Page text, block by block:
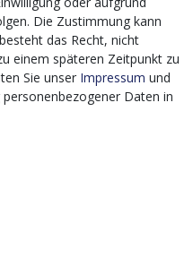
unseren Online-Shop
Diese Software dient
Erstellung,
digitaler
Dies ist
Bedeutung. Bisher
zu einer enormen
von der Europäischen
sowie durch Steuermittel
Landtag
Die Zustimmung kann
das Recht, nicht
einem späteren Zeitpunkt zu
Sie unser Impressum und
Daten in